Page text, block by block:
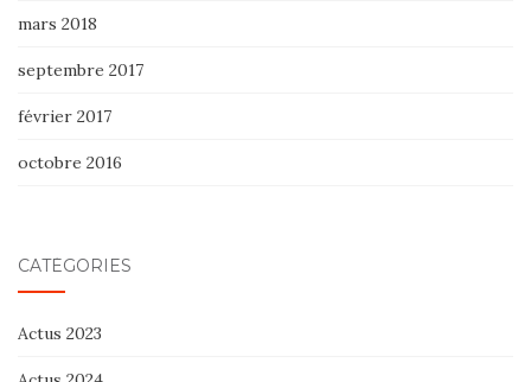
mars 2018
septembre 2017
février 2017
octobre 2016
CATÉGORIES
Actus 2023